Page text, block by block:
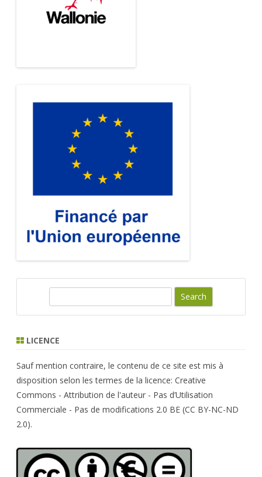
r
h
LICENCE
Sauf mention contraire, le contenu de ce site est mis à
disposition selon les termes de la licence: Creative
Commons - Attribution de l'auteur - Pas d’Utilisation
Commerciale - Pas de modifications 2.0 BE (CC BY-NC-ND
2.0).